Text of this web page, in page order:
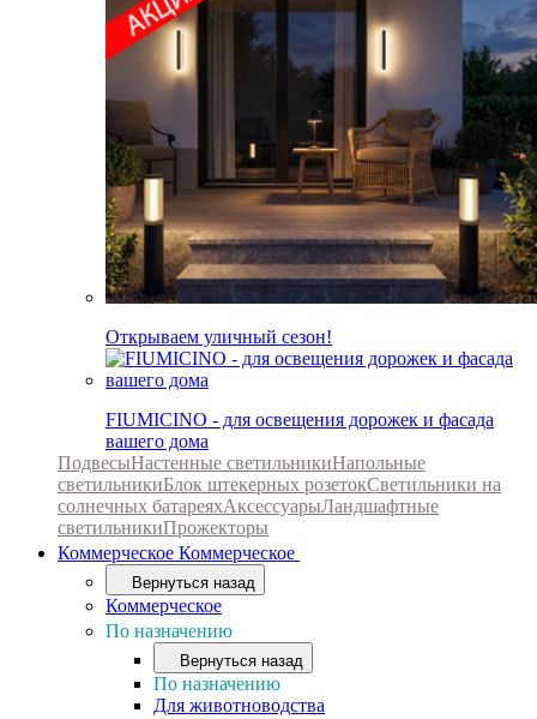
Открываем уличный сезон!
FIUMICINO - для освещения дорожек и фасада
вашего дома
ПодвесыНастенные светильникиНапольные
светильникиБлок штекерных розетокСветильники на
солнечных батареяхАксессуарыЛандшафтные
светильникиПрожекторы
Коммерческое Коммерческое
Вернуться назад
Коммерческое
По назначению
Вернуться назад
По назначению
Для животноводства